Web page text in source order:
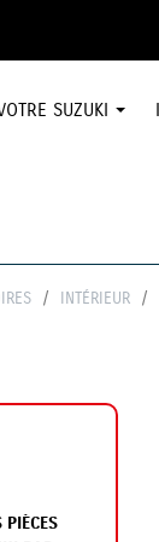
SUZUKI
INTÉRIEUR